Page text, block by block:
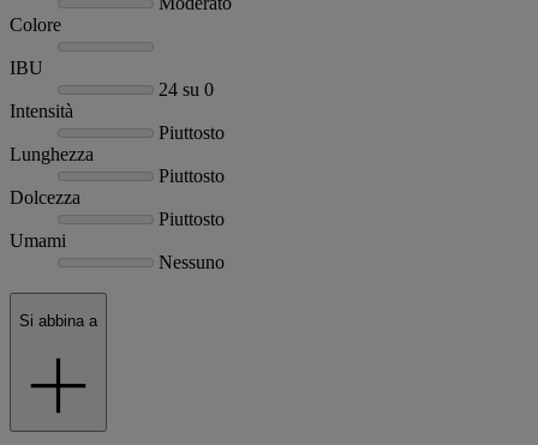
Colore
IBU
24 su 0
Intensità
Piuttosto
Lunghezza
Piuttosto
Dolcezza
Piuttosto
Umami
Nessuno
Si abbina a